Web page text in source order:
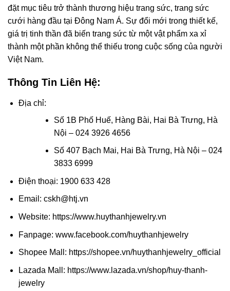
đặt mục tiêu trở thành thương hiệu trang sức, trang sức
cưới hàng đầu tại Đông Nam Á. Sự đổi mới trong thiết kế,
giá trị tinh thần đã biến trang sức từ một vật phẩm xa xỉ
thành một phần không thể thiếu trong cuộc sống của người
Việt Nam.
Thông Tin Liên Hệ:
Địa chỉ:
Số 1B Phố Huế, Hàng Bài, Hai Bà Trưng, Hà
Nội – 024 3926 4656
Số 407 Bạch Mai, Hai Bà Trưng, Hà Nội – 024
3833 6999
Điện thoại: 1900 633 428
Email: cskh@htj.vn
Website: https://www.huythanhjewelry.vn
Fanpage: www.facebook.com/huythanhjewelry
Shopee Mall: https://shopee.vn/huythanhjewelry_official
Lazada Mall: https://www.lazada.vn/shop/huy-thanh-
jewelry